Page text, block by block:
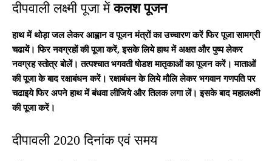
दीपवाली लक्ष्मी पूजा मेंकलश पूजन
हाथ में थोड़ा जल लेकर आह्वान व पूजन मंत्रों का उच्चारण करें फिर पूजा सामग्री
चढायें। फिर नवग्रहों की पूजा करें, इसके लिये हाथ में अक्षत और पुष्प लेकर
नवग्रह स्तोत्र बोलें। तत्पश्चात भगवती षोडश मातृकाओं का पूजन करें। माताओं
की पूजा के बाद रक्षाबंधन करें। रक्षाबंधन के लिये मौलि लेकर भगवान गणपति पर
चढाइये फिर अपने हाथ में बंधवा लीजिये और तिलक लगा लें। इसके बाद महालक्ष्मी
की पूजा करें।
दीपावली 2020 दिनांक एवं समय